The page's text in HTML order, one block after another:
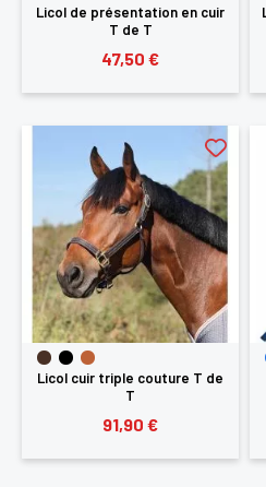
Licol de présentation en cuir
T de T
47,50 €
Licol cuir triple couture T de
T
91,90 €